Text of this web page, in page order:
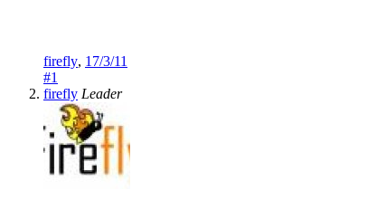
firefly, 17/3/11
#1
firefly Leader